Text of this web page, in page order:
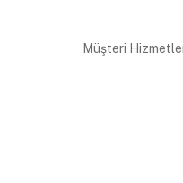
Müşteri